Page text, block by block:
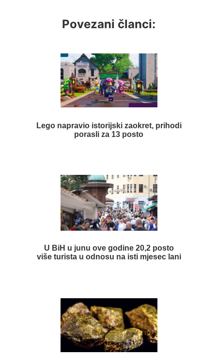
Povezani članci:
Lego napravio istorijski zaokret, prihodi
porasli za 13 posto
U BiH u junu ove godine 20,2 posto
više turista u odnosu na isti mjesec lani